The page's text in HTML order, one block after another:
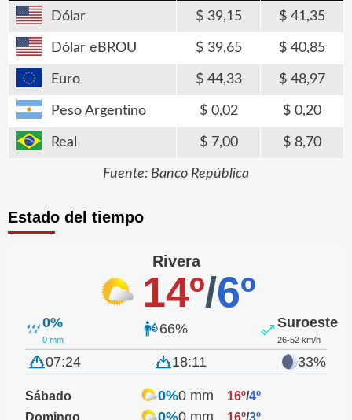
Dólar 39,15 41,35
Dólar eBROU 39,65 40,85
Euro 44,33 48,97
Peso Argentino 0,02 0,20
Real 7,00 8,70
Fuente: Banco República
Estado del tiempo
Rivera
14º/6º
0%
0 mm
66% Suroeste
26-52 km/h
07:24 18:11 33%
Sábado 0%0 mm 16º/4º
Domingo
0%0 mm 16º/3º